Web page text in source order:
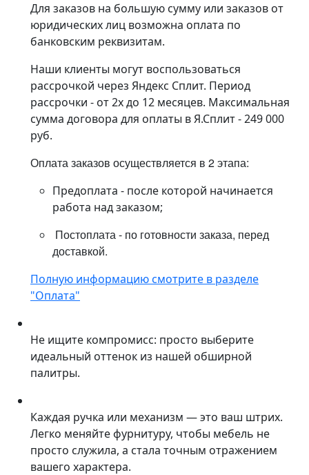
Для заказов на большую сумму или заказов от
юридических лиц возможна оплата по
банковским реквизитам.
Наши клиенты могут воспользоваться
рассрочкой через Яндекс Сплит. Период
рассрочки - от 2х до 12 месяцев. Максимальная
сумма договора для оплаты в Я.Сплит - 249 000
руб.
Оплата заказов осуществляется в 2 этапа:
Предоплата - после которой начинается
работа над заказом;
Постоплата - по готовности заказа, перед
доставкой.
Полную информацию смотрите в разделе
"Оплата"
Не ищите компромисс: просто выберите
идеальный оттенок из нашей обширной
палитры.
Каждая ручка или механизм — это ваш штрих.
Легко меняйте фурнитуру, чтобы мебель не
просто служила, а стала точным отражением
вашего характера.